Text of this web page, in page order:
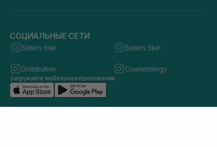
СОЦИАЛЬНЫЕ СЕТИ
Sisters Hair Sisters Skin
Distribution Cosmetology
Загружайте мобильное приложение